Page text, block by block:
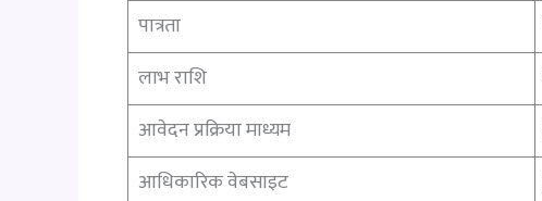
पात्रता
लाभ राशि
आवेदन प्रक्रिया माध्यम
आधिकारिक वेबसाइट